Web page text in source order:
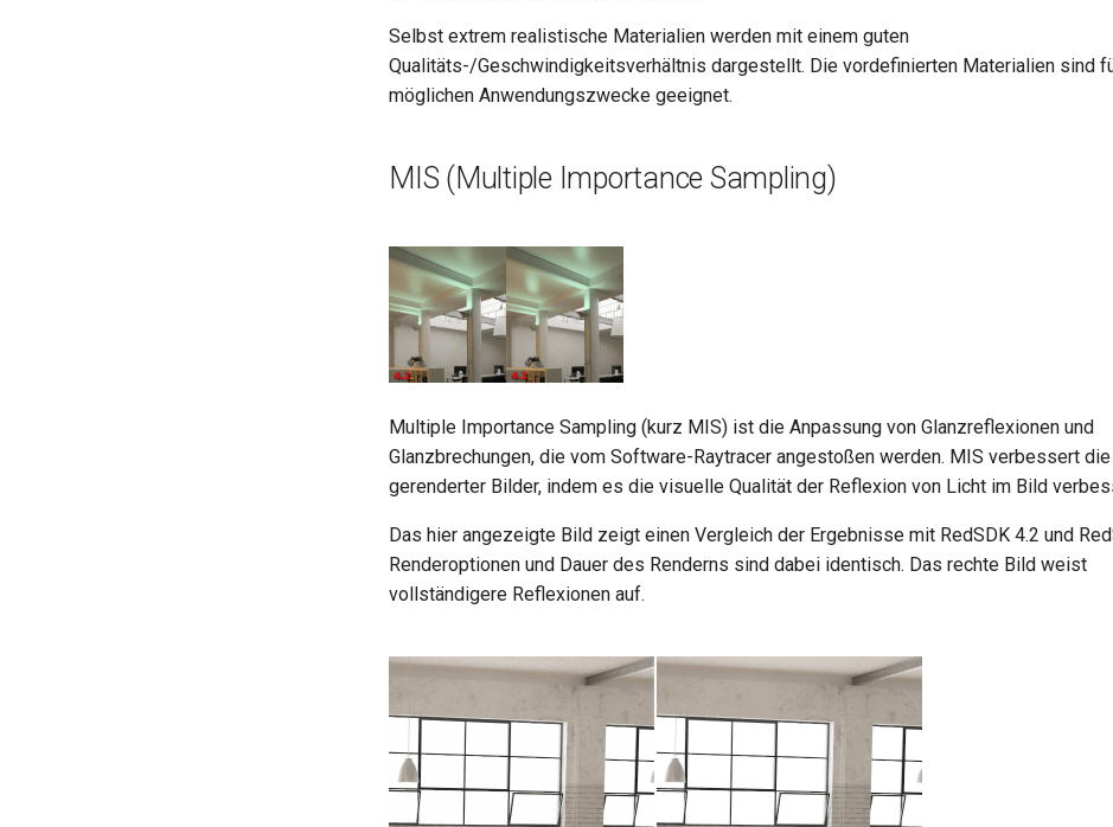
Selbst extrem realistische Materialien werden mit einem guten
Qualitäts-/Geschwindigkeitsverhältnis dargestellt. Die vordefinierten Materialien sind
möglichen Anwendungszwecke geeignet.
MIS (Multiple Importance Sampling)
Multiple Importance Sampling (kurz MIS) ist die Anpassung von Glanzreflexionen und
Glanzbrechungen, die vom Software-Raytracer angestoßen werden. MIS verbessert
gerenderter Bilder, indem es die visuelle Qualität der Reflexion von Licht im Bild
Das hier angezeigte Bild zeigt einen Vergleich der Ergebnisse mit RedSDK 4.2 und
Renderoptionen und Dauer des Renderns sind dabei identisch. Das rechte Bild weist
vollständigere Reflexionen auf.